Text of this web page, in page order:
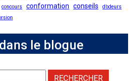
concours conformation conseils
d’odeurs
le blogue